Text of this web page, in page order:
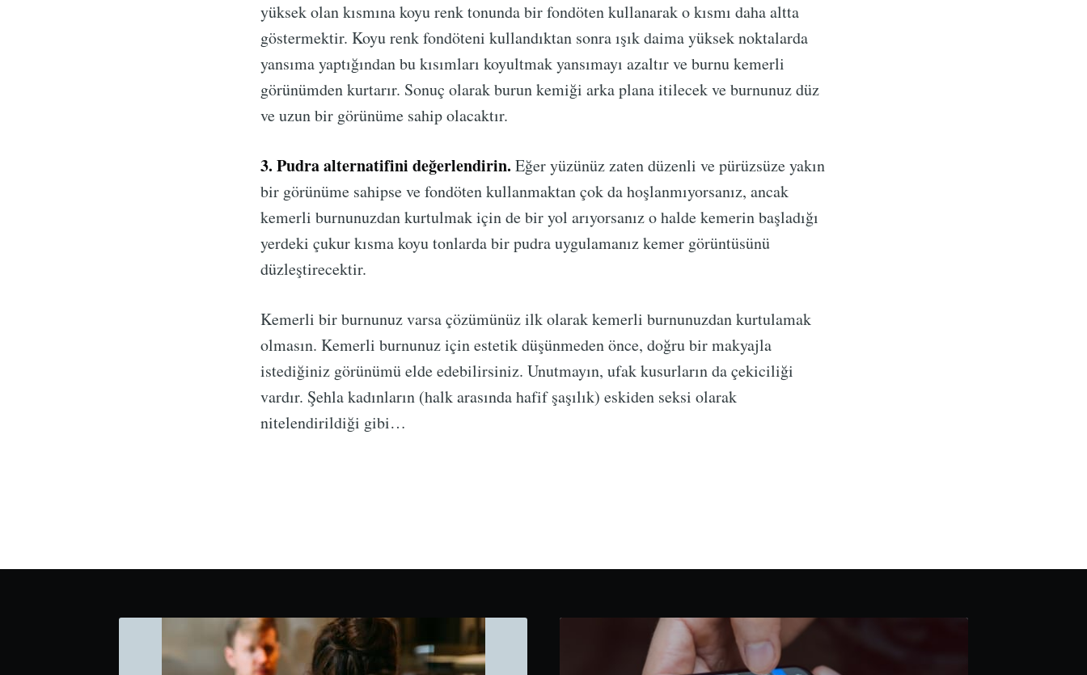
yüksek olan kısmına koyu renk tonunda bir fondöten kullanarak o kısmı daha altta
göstermektir. Koyu renk fondöteni kullandıktan sonra ışık daima yüksek noktalarda
yansıma yaptığından bu kısımları koyultmak yansımayı azaltır ve burnu kemerli
görünümden kurtarır. Sonuç olarak burun kemiği arka plana itilecek ve burnunuz düz
ve uzun bir görünüme sahip olacaktır.
3. Pudra alternatifini değerlendirin. Eğer yüzünüz zaten düzenli ve pürüzsüze yakın
bir görünüme sahipse ve fondöten kullanmaktan çok da hoşlanmıyorsanız, ancak
kemerli burnunuzdan kurtulmak için de bir yol arıyorsanız o halde kemerin başladığı
yerdeki çukur kısma koyu tonlarda bir pudra uygulamanız kemer görüntüsünü
düzleştirecektir.
Kemerli bir burnunuz varsa çözümünüz ilk olarak kemerli burnunuzdan kurtulamak
olmasın. Kemerli burnunuz için estetik düşünmeden önce, doğru bir makyajla
istediğiniz görünümü elde edebilirsiniz. Unutmayın, ufak kusurların da çekiciliği
vardır. Şehla kadınların (halk arasında hafif şaşılık) eskiden seksi olarak
nitelendirildiği gibi…